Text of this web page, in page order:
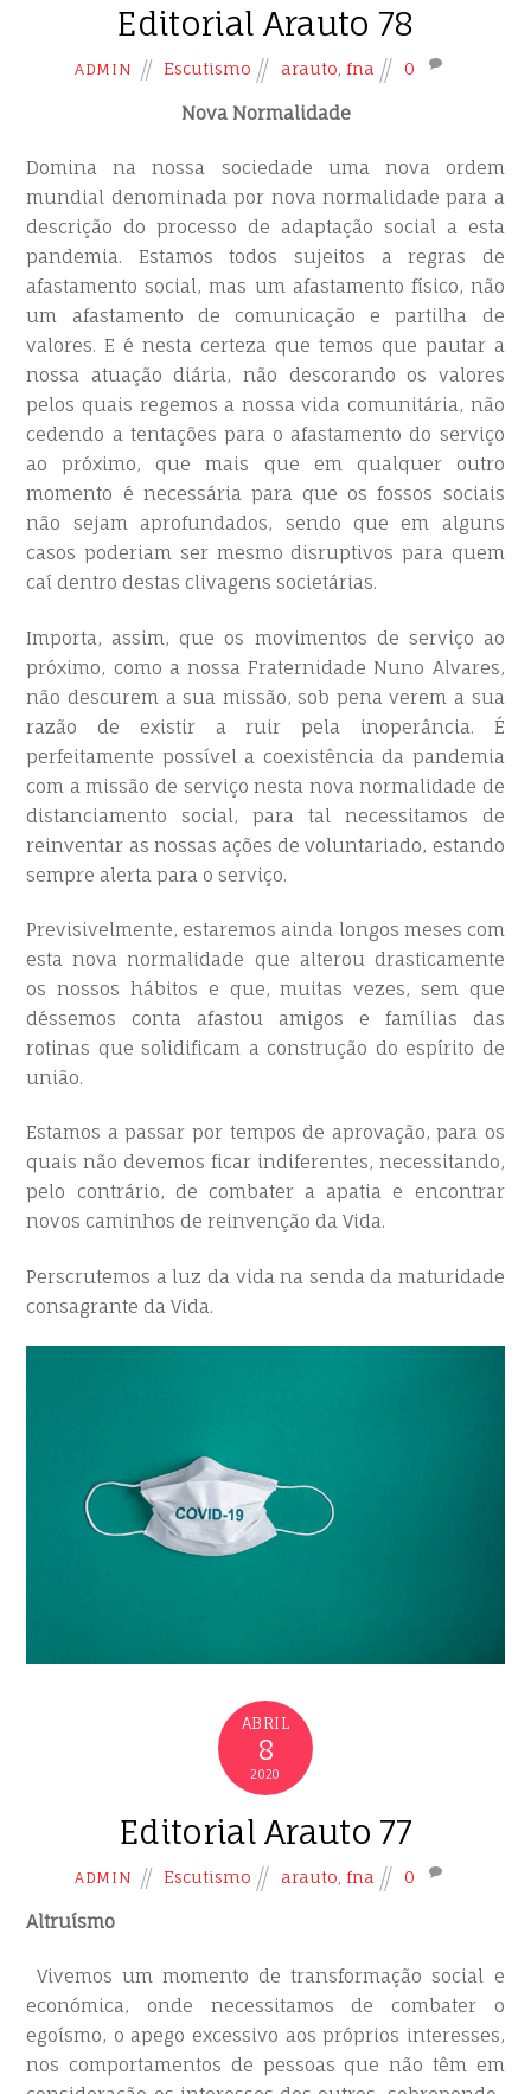
Editorial Arauto 78
ADMIN Escutismo arauto fna 0
Nova Normalidade
Domina na nossa sociedade uma nova ordem
mundial denominada por nova normalidade para a
descrição do processo de adaptação social a esta
pandemia. Estamos todos sujeitos a regras de
afastamento social, mas um afastamento físico, não
um afastamento de comunicação e partilha de
valores. E é nesta certeza que temos que pautar a
nossa atuação diária, não descorando os valores
pelos quais regemos a nossa vida comunitária, não
cedendo a tentações para o afastamento do serviço
ao próximo, que mais que em qualquer outro
momento é necessária para que os fossos sociais
não sejam aprofundados, sendo que em alguns
casos poderiam ser mesmo disruptivos para quem
caí dentro destas clivagens societárias.
Importa, assim, que os movimentos de serviço ao
próximo, como a nossa Fraternidade Nuno Alvares,
não descurem a sua missão, sob pena verem a sua
razão de existir a ruir pela inoperância. É
perfeitamente possível a coexistência da pandemia
com a missão de serviço nesta nova normalidade de
distanciamento social, para tal necessitamos de
reinventar as nossas ações de voluntariado, estando
sempre alerta para o serviço.
Previsivelmente, estaremos ainda longos meses com
esta nova normalidade que alterou drasticamente
os nossos hábitos e que, muitas vezes, sem que
déssemos conta afastou amigos e famílias das
rotinas que solidificam a construção do espírito de
união.
Estamos a passar por tempos de aprovação, para os
quais não devemos ficar indiferentes, necessitando,
pelo contrário, de combater a apatia e encontrar
novos caminhos de reinvenção da Vida.
Perscrutemos a luz da vida na senda da maturidade
consagrante da Vida.
ABRIL
8
2020
Editorial Arauto 77
ADMIN Escutismo arauto fna 0
Altruísmo
Vivemos um momento de transformação social e
económica, onde necessitamos de combater o
egoísmo, o apego excessivo aos próprios interesses,
nos comportamentos de pessoas que não têm em